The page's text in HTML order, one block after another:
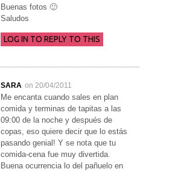
Buenas fotos 🙂
Saludos
LOG IN TO REPLY TO THIS
SARA on 20/04/2011
Me encanta cuando sales en plan
comida y terminas de tapitas a las
09:00 de la noche y después de
copas, eso quiere decir que lo estás
pasando genial! Y se nota que tu
comida-cena fue muy divertida.
Buena ocurrencia lo del pañuelo en